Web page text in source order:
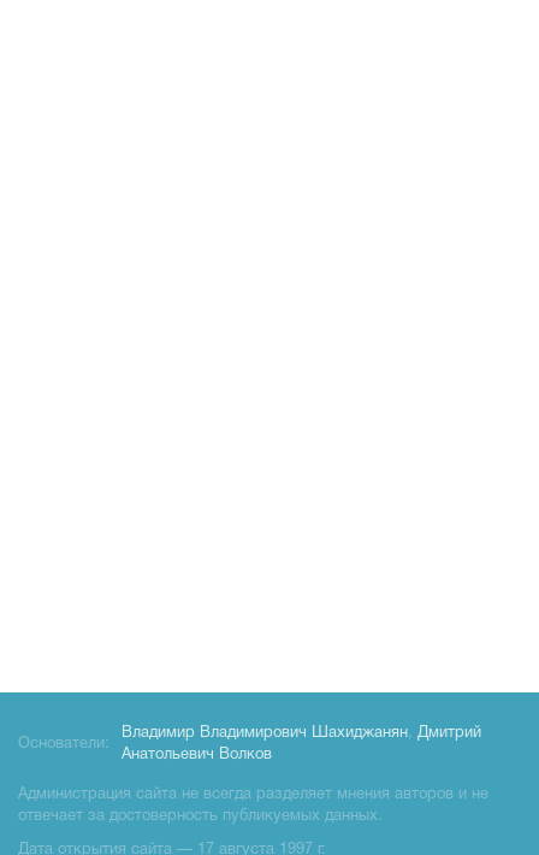
Основатели:
Владимир Владимирович Шахиджанян, Дмитрий
Анатольевич Волков
Администрация сайта не всегда разделяет мнения авторов и не
отвечает за достоверность публикуемых данных.
Дата открытия сайта — 17 августа 1997 г.